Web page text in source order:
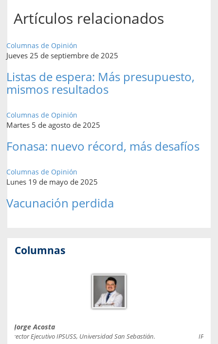
Artículos relacionados
Columnas de Opinión
Jueves 25 de septiembre de 2025
Listas de espera: Más presupuesto,
mismos resultados
Columnas de Opinión
Martes 5 de agosto de 2025
Fonasa: nuevo récord, más desafíos
Columnas de Opinión
Lunes 19 de mayo de 2025
Vacunación perdida
Columnas
Jorge Acosta
Director Ejecutivo IPSUSS, Universidad San Sebastián.